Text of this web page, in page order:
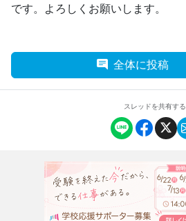
です。よろしくお願いします。
全体に投稿
スレッドを共有する